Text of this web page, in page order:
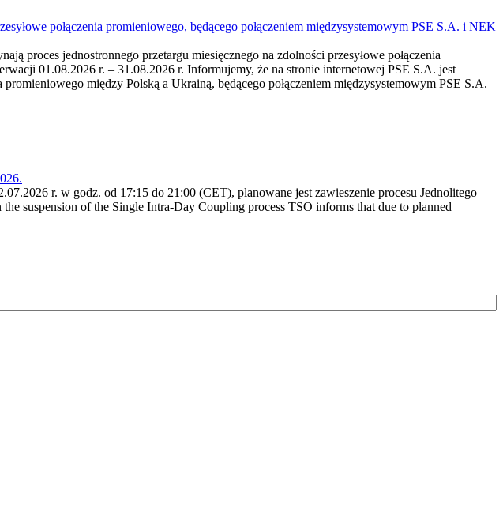
połączenia promieniowego, będącego połączeniem międzysystemowym PSE S.A. i NEK
proces jednostronnego przetargu miesięcznego na zdolności przesyłowe połączenia
01.08.2026 r. – 31.08.2026 r. Informujemy, że na stronie internetowej PSE S.A. jest
między Polską a Ukrainą, będącego połączeniem międzysystemowym PSE S.A.
r. w godz. od 17:15 do 21:00 (CET), planowane jest zawieszenie procesu Jednolitego
suspension of the Single Intra-Day Coupling process TSO informs that due to planned